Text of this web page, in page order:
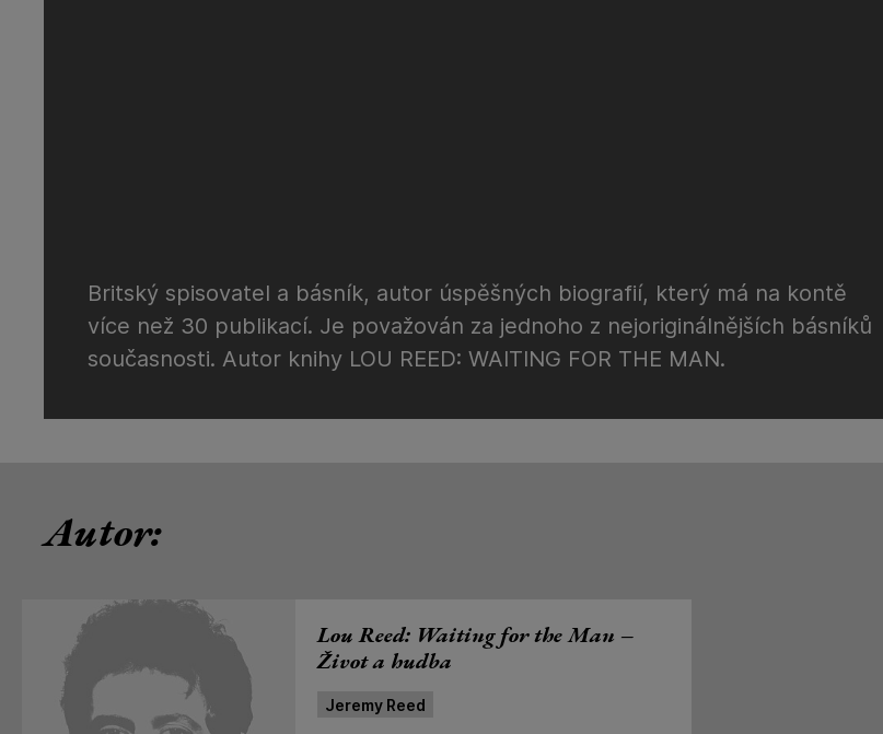
Britský spisovatel a básník, autor úspěšných biografií, který má na kontě
více než 30 publikací. Je považován za jednoho z nejoriginálnějších básníků
současnosti. Autor knihy LOU REED: WAITING FOR THE MAN.
Autor:
Lou Reed: Waiting for the Man –
Život a hudba
Jeremy Reed